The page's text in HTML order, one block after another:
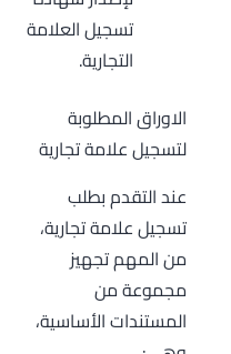
تسجيل العلامة
التجارية.
الاوراق المطلوبة
لتسجيل علامة تجارية
عند التقدم بطلب
تسجيل علامة تجارية،
من المهم تجهيز
مجموعة من
المستندات الأساسية،